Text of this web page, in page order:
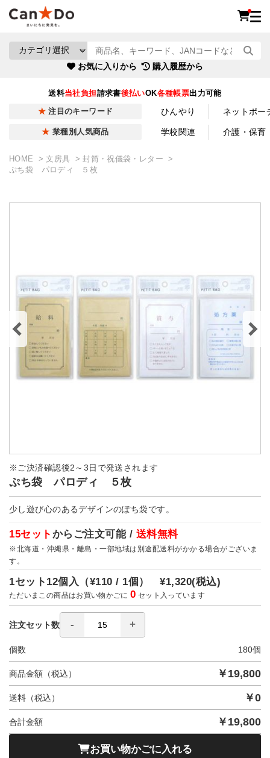
お気に入りから 購入履歴から
送料当社負担請求書後払いOK各種帳票出力可能
注目のキーワード ひんやり ネットポー
業種別人気商品 学校関連 介護・保育
HOME 文房具
封筒・祝儀袋・レター
ぷち袋 パロディ ５枚
※ご決済確認後2～3日で発送されます
ぷち袋 パロディ ５枚
少し遊び心のあるデザインのぽち袋です。
15セット からご注文可能 / 送料無料
※北海道・沖縄県・離島・一部地域は別途配送料がかかる場合がございま
す。
1セット12個入（¥110 / 1個）¥1,320(税込)
ただいまこの商品はお買い物かごに0 セット入っています
注文セット数
個数 180個
商品金額（税込） ￥ 19,800
送料（税込） ￥0
合計金額 ￥ 19,800
お買い物かごに入れる